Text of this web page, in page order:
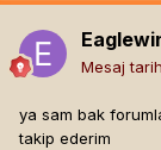
Mesaj
ya sam bak
takip ederim